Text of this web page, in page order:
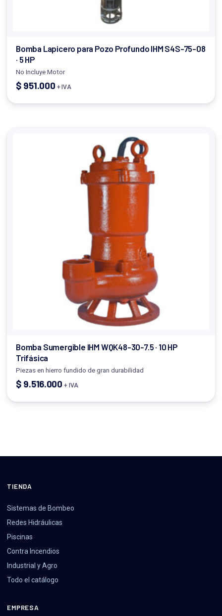
Bomba Lapicero para Pozo Profundo IHM S4S-75-08
· 5 HP
No Incluye Motor
$ 951.000 + IVA
Bomba Sumergible IHM WQK48-30-7.5 · 10 HP
Trifásica
Piezas en hierro fundido de gran durabilidad
$ 9.516.000 + IVA
TIENDA
Sistemas de Bombeo
Redes Hidráulicas
Piscinas
Contra Incendios
Industrial y Agro
Todo el catálogo
EMPRESA